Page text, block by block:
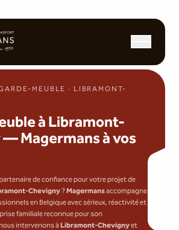
MEUBLE · LIBRAMONT-
à Libramont-
Magermans à vos
de confiance pour votre projet de
Chevigny ?Magermansaccompagne
en Belgique avec sérieux, réactivité et
familiale reconnue pour son
intervenons àLibramont-Chevignyet